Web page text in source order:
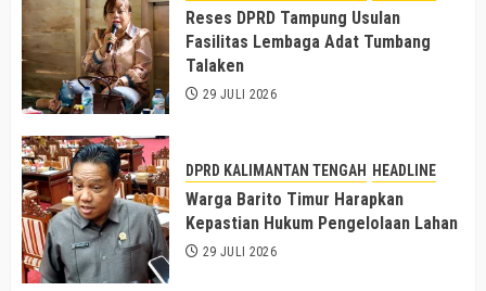
Reses DPRD Tampung Usulan
Fasilitas Lembaga Adat Tumbang
Talaken
29 JULI 2026
DPRD KALIMANTAN TENGAH HEADLINE
Warga Barito Timur Harapkan
Kepastian Hukum Pengelolaan Lahan
29 JULI 2026